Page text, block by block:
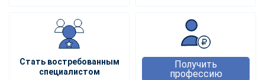
Стать востребованным
специалистом
Получить
профессию